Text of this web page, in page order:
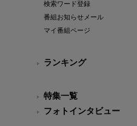
検索ワード登録
番組お知らせメール
マイ番組ページ
ランキング
特集一覧
フォトインタビュー